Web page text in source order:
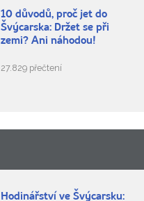
10 důvodů, proč jet do
Švýcarska: Držet se při
zemi? Ani náhodou!
27.829 přečtení
Hodinářství ve Švýcarsku: